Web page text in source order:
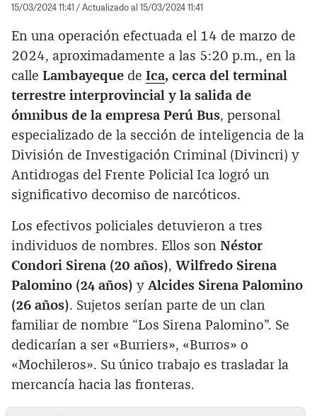
15/03/2024 11:41 / Actualizado al 15/03/2024 11:41
En una operación efectuada el 14 de marzo de
2024, aproximadamente a las 5:20 p.m., en la
calle Lambayeque de Ica, cerca del terminal
terrestre interprovincial y la salida de
ómnibus de la empresa Perú Bus, personal
especializado de la sección de inteligencia de la
División de Investigación Criminal (Divincri) y
Antidrogas del Frente Policial Ica logró un
significativo decomiso de narcóticos.
Los efectivos policiales detuvieron a tres
individuos de nombres. Ellos son Néstor
Condori Sirena (20 años), Wilfredo Sirena
Palomino (24 años) y Alcides Sirena Palomino
(26 años). Sujetos serían parte de un clan
familiar de nombre “Los Sirena Palomino”. Se
dedicarían a ser «Burriers», «Burros» o
«Mochileros». Su único trabajo es trasladar la
mercancía hacia las fronteras.